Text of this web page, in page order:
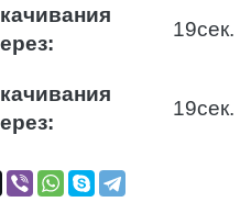
18сек.
18сек.